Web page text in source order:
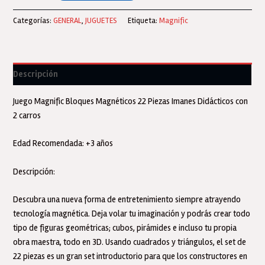
Tiles
Con
Vehiculos-
Magnific
Categorías:GENERAL,JUGUETES Etiqueta:Magnific
Descripción
Juego Magnific Bloques Magnéticos 22 Piezas Imanes Didácticos con
2 carros
Edad Recomendada: +3 años
Descripción:
Descubra una nueva forma de entretenimiento siempre atrayendo
tecnología magnética. Deja volar tu imaginación y podrás crear todo
tipo de figuras geométricas; cubos, pirámides e incluso tu propia
obra maestra, todo en 3D. Usando cuadrados y triángulos, el set de
22 piezas es un gran set introductorio para que los constructores en